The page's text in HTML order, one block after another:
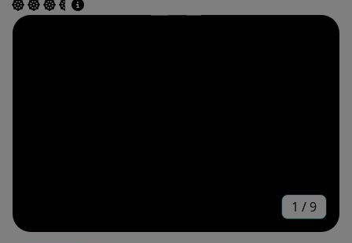
1 / 9